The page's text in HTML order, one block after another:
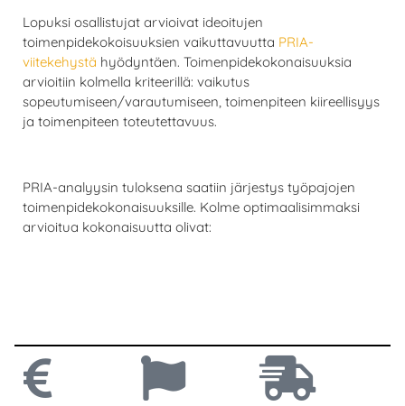
Lopuksi osallistujat arvioivat ideoitujen
toimenpidekokoisuuksien vaikuttavuutta PRIA-
viitekehystä hyödyntäen. Toimenpidekokonaisuuksia
arvioitiin kolmella kriteerillä: vaikutus
sopeutumiseen/varautumiseen, toimenpiteen kiireellisyys
ja toimenpiteen toteutettavuus.
PRIA-analyysin tuloksena saatiin järjestys työpajojen
toimenpidekokonaisuuksille. Kolme optimaalisimmaksi
arvioitua kokonaisuutta olivat: